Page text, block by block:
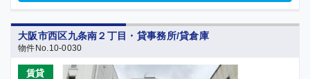
大阪市西区九条南２丁目・貸事務所/貸倉庫
物件No.10-0030
賃貸